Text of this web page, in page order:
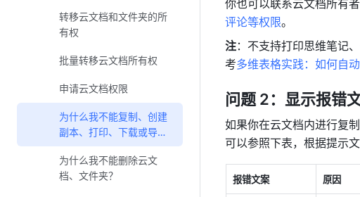
转移云文档和文件夹的所
有权
批量转移云文档所有权
申请云文档权限
为什么我不能复制、创建
副本、打印、下载或导出
云文档？
为什么我不能删除云文
档、文件夹？
你也可以联系云文档所有
评论等权限。
注：不支持打印思维笔记
考多维表格实践：如何自
问题 2：显示报错
如果你在云文档内进行复
可以参照下表，根据提示
报错文案 原因